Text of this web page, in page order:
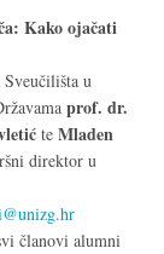
Kako ojačati
u
prof. dr.
te Mladen
direktor u
članovi alumni